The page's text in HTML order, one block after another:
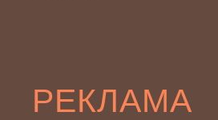
РЕКЛАМА